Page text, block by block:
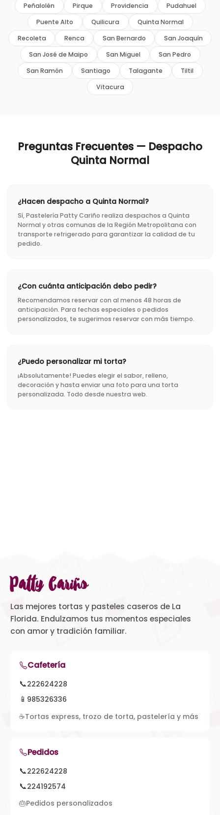
Peñalolén Pirque Providencia
Pudahuel
Puente Alto
Quilicura
Quinta Normal
Recoleta
Renca San Bernardo
San Joaquín
San José de Maipo
San Miguel
San Pedro
San Ramón
Santiago Talagante
Tiltil
Vitacura
Preguntas Frecuentes — Despacho
Quinta Normal
¿Hacen despacho a Quinta Normal?
Sí, Pastelería Patty Cariño realiza despachos a Quinta
Normal y otras comunas de la Región Metropolitana con
transporte refrigerado para garantizar la calidad de tu
pedido.
¿Con cuánta anticipación debo pedir?
Recomendamos reservar con al menos 48 horas de
anticipación. Para fechas especiales o pedidos
personalizados, te sugerimos reservar con más tiempo.
¿Puedo personalizar mi torta?
¡Absolutamente! Puedes elegir el sabor, relleno,
decoración y hasta enviar una foto para una torta
personalizada. Todo desde nuestra web.
Patty Cariño
Las mejores tortas y pasteles caseros de La
Florida. Endulzamos tus momentos especiales
con amor y tradición familiar.
Cafetería
📞222624228
📱 985326336
☕Tortas express, trozo de torta, pastelería y más
Pedidos
📞222624228
📞224192574
🎂Pedidos personalizados